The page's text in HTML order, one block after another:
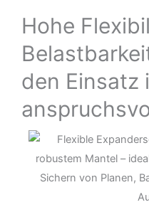
Hohe
den Einsatz